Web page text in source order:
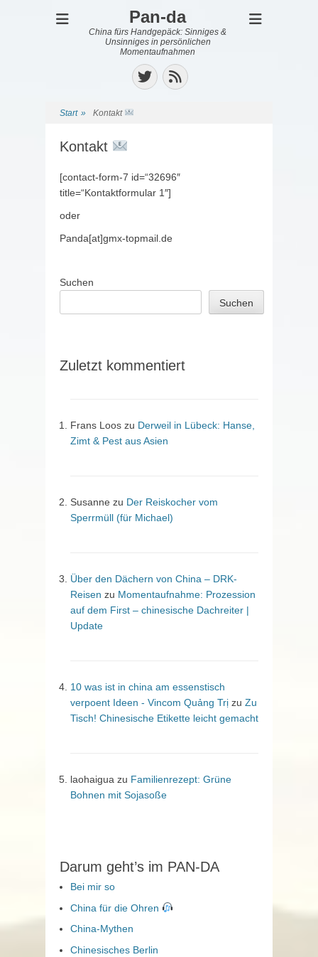
Pan-da
China fürs Handgepäck: Sinniges &
Unsinniges in persönlichen
Momentaufnahmen
Twitter
Feed
Start » Kontakt
Kontakt
[contact-form-7 id=“32696″
title=“Kontaktformular 1″]
oder
Panda[at]gmx-topmail.de
Suchen
Suchen
Zuletzt kommentiert
Frans Loos zu Derweil in Lübeck: Hanse,
Zimt & Pest aus Asien
Susanne zu Der Reiskocher vom
Sperrmüll (für Michael)
Über den Dächern von China – DRK-
Reisen zu Momentaufnahme: Prozession
auf dem First – chinesische Dachreiter |
Update
10 was ist in china am essenstisch
verpoent Ideen - Vincom Quảng Trị zu Zu
Tisch! Chinesische Etikette leicht gemacht
laohaigua zu Familienrezept: Grüne
Bohnen mit Sojasoße
Darum geht’s im PAN-DA
Bei mir so
China für die Ohren
China-Mythen
Chinesisches Berlin